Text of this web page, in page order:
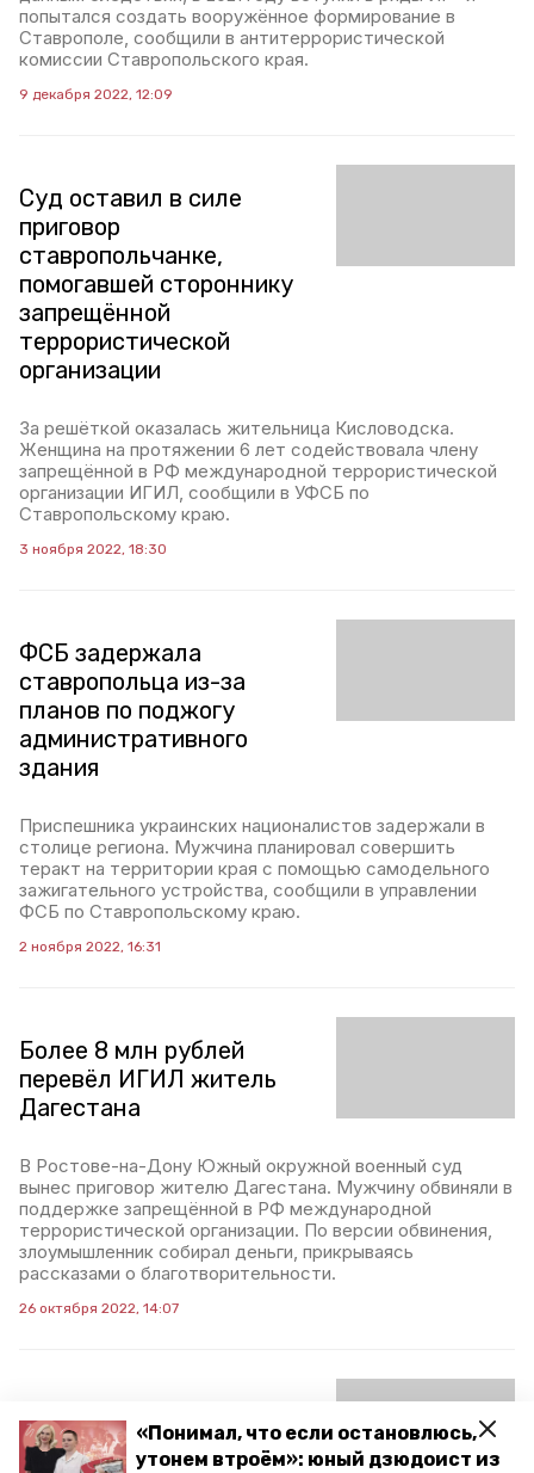
«Понимал, что если остановлюсь,
утонем втроём»: юный дзюдоист из
попытался создать вооружённое формирование в
Ставрополе, сообщили в антитеррористической
комиссии Ставропольского края.
9 декабря 2022, 12:09
Суд оставил в силе
приговор
ставропольчанке,
помогавшей стороннику
запрещённой
террористической
организации
За решёткой оказалась жительница Кисловодска.
Женщина на протяжении 6 лет содействовала члену
запрещённой в РФ международной террористической
организации ИГИЛ, сообщили в УФСБ по
Ставропольскому краю.
3 ноября 2022, 18:30
ФСБ задержала
ставропольца из-за
планов по поджогу
административного
здания
Приспешника украинских националистов задержали в
столице региона. Мужчина планировал совершить
теракт на территории края с помощью самодельного
зажигательного устройства, сообщили в управлении
ФСБ по Ставропольскому краю.
2 ноября 2022, 16:31
Более 8 млн рублей
перевёл ИГИЛ житель
Дагестана
В Ростове-на-Дону Южный окружной военный суд
вынес приговор жителю Дагестана. Мужчину обвиняли в
поддержке запрещённой в РФ международной
террористической организации. По версии обвинения,
злоумышленник собирал деньги, прикрываясь
рассказами о благотворительности.
26 октября 2022, 14:07
осудят за реабилитацию